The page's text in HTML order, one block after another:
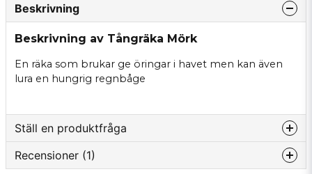
Beskrivning
Beskrivning av Tångräka Mörk
En räka som brukar ge öringar i havet men kan även
lura en hungrig regnbåge
Ställ en produktfråga
question
Recensioner (1)